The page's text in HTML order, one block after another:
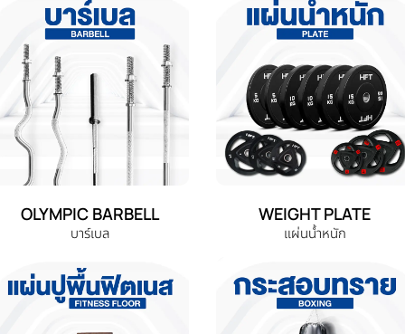
OLYMPIC BARBELL
บาร์เบล
WEIGHT PLATE
แผ่นน้ำหนัก